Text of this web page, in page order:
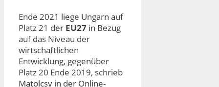
Ende 2021 liege Ungarn auf
Platz 21 der EU27 in Bezug
auf das Niveau der
wirtschaftlichen
Entwicklung, gegenüber
Platz 20 Ende 2019, schrieb
Matolcsy in der Online-